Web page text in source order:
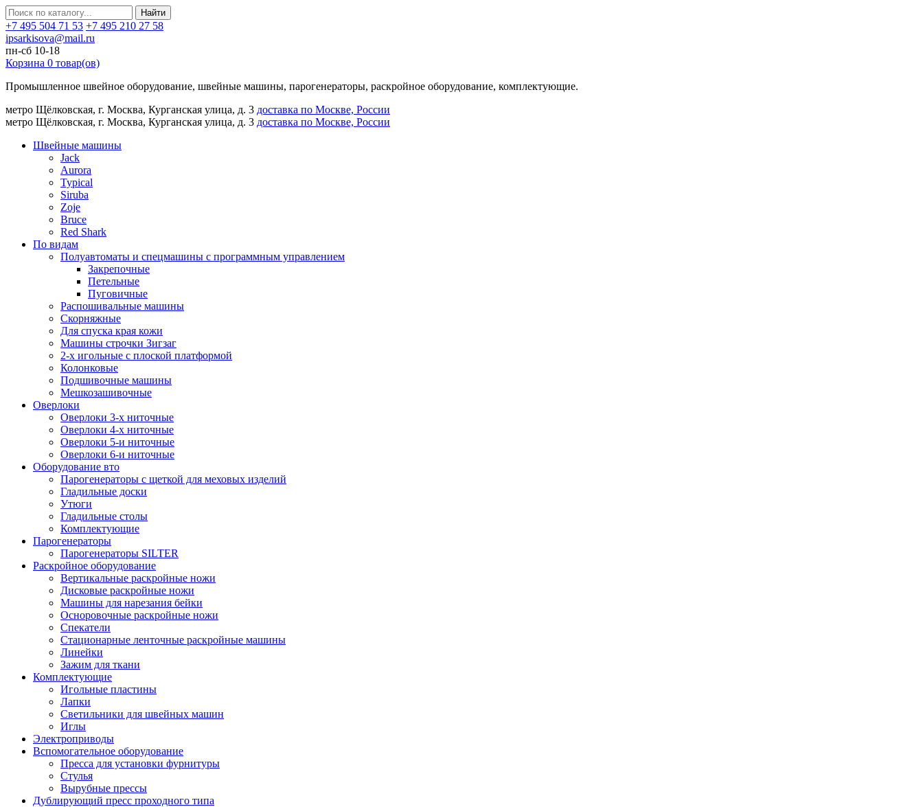
Найти
+7 495 504 71 53 +7 495 210 27 58
ipsarkisova@mail.ru
пн-сб 10-18
Корзина 0 товар(ов)
Промышленное швейное оборудование, швейные машины, парогенераторы, раскройное оборудование, комплектующие.
метро Щёлковская, г. Москва, Курганская улица, д. 3 доставка по Москве, России
метро Щёлковская, г. Москва, Курганская улица, д. 3 доставка по Москве, России
Швейные машины
Jack
Aurora
Typical
Siruba
Zoje
Bruce
Red Shark
По видам
Полуавтоматы и спецмашины с программным управлением
Закрепочные
Петельные
Пуговичные
Распошивальные машины
Скорняжные
Для спуска края кожи
Машины строчки Зигзаг
2-х игольные с плоской платформой
Колонковые
Подшивочные машины
Мешкозашивочные
Оверлоки
Оверлоки 3-х ниточные
Оверлоки 4-х ниточные
Оверлоки 5-и ниточные
Оверлоки 6-и ниточные
Оборудование вто
Парогенераторы с щеткой для меховых изделий
Гладильные доски
Утюги
Гладильные столы
Комплектующие
Парогенераторы
Парогенераторы SILTER
Раскройное оборудование
Вертикальные раскройные ножи
Дисковые раскройные ножи
Машины для нарезания бейки
Осноровочные раскройные ножи
Спекатели
Стационарные ленточные раскройные машины
Линейки
Зажим для ткани
Комплектующие
Игольные пластины
Лапки
Светильники для швейных машин
Иглы
Электроприводы
Вспомогательное оборудование
Пресса для установки фурнитуры
Стулья
Вырубные прессы
Дублирующий пресс проходного типа